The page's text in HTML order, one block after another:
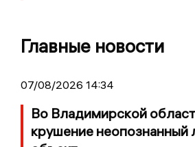
Главные новости
07/08/2026 14:34
Во Владимирской
крушение неопознанный